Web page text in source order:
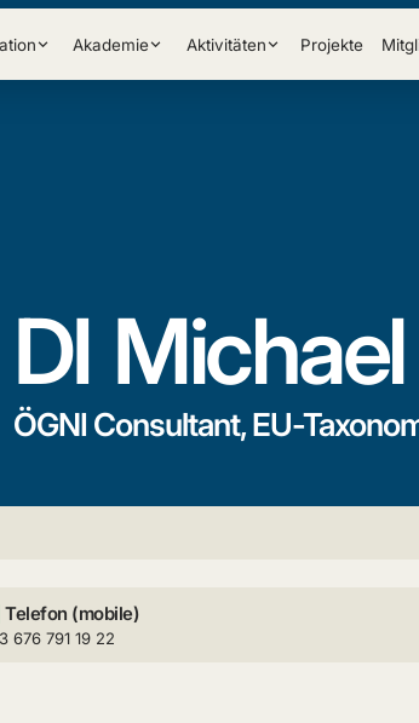
Akademie Aktivitäten Projekte
DI
ÖGNI Consultant, EU-
Telefon (mobile)
676 791 19 22